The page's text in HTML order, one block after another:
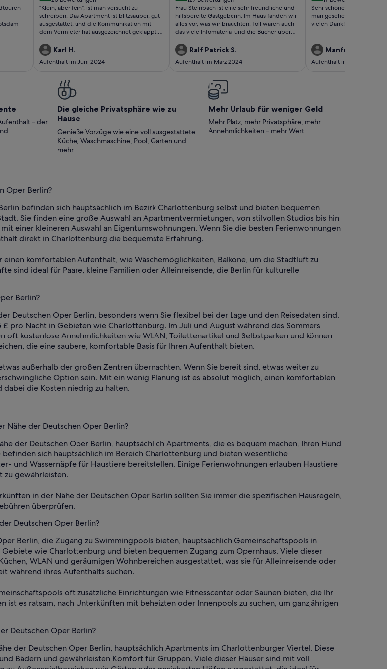
Berlin
(25
bewertungen)
"Klein, aber fein", ist man versucht zu
schreiben. Das Apartment ist blitzsauber, gut
ausgestattet, und die Kommunikation mit
dem Vermieter hat ausgezeichnet geklappt.
etwas sehr hoch (meine Frau misst nur gerae
150 cm), aber die hübsche Terrasse und der
schöne Garten haben dieses Manko wieder
dieser Wohnung sehr wohl gefühlt, auch
wenn uns der Weg zur Busstation und zum
Supermarkt jeweils zu einem kleinen
Karl H.
Aufenthalt im Juni 2024
(127
bewertungen)
Frau Steinbach ist eine sehr freundliche und
hilfsbereite Gastgeberin. Im Haus fanden wir
alles vor, was wir brauchten. Toll waren auch
das viele Infomaterial und die Bücher über
wunderschön, modern und geschmackvoll
eingerichtet. Man schläft herrlich ruhig. Mit
dem Hund konnte man in der Umgebung
Umland sind zauberhaft. Da wir die Schlösser
in Potsdam besucht haben, war die
Entfernung von 10 km einfach ideal. Wir
buchen. Vielen Dank und allen
Nachfolgenden einen schönen, erholsamen
Aufenthalt wünschen Patrick und Carmen mit
Mila
Ralf Patrick S.
Aufenthalt im März 2024
(17
bewertungen)
Sehr schöne Erinnerungen
man gesehen haben! Sehr
vielen Dank!
Manfred M.
Aufenthalt im Juni 2023
– der
Die gleiche Privatsphäre wie zu
Hause
Genieße Vorzüge wie eine voll ausgestattete
Küche, Waschmaschine, Pool, Garten und
mehr
Mehr Urlaub für weniger Geld
Mehr Platz, mehr Privatsphäre, mehr
Annehmlichkeiten – mehr Wert
Oper Berlin?
befinden sich hauptsächlich im Bezirk Charlottenburg selbst und bieten bequemen
Sie finden eine große Auswahl an Apartmentvermietungen, von stilvollen Studios bis hin
einer kleineren Auswahl an Eigentumswohnungen. Wenn Sie die besten Ferienwohnungen
direkt in Charlottenburg die bequemste Erfahrung.
komfortablen Aufenthalt, wie Wäschemöglichkeiten, Balkone, um die Stadtluft zu
sind ideal für Paare, kleine Familien oder Alleinreisende, die Berlin für kulturelle
Berlin?
Deutschen Oper Berlin, besonders wenn Sie flexibel bei der Lage und den Reisedaten sind.
pro Nacht in Gebieten wie Charlottenburg. Im Juli und August während des Sommers
kostenlose Annehmlichkeiten wie WLAN, Toilettenartikel und Selbstparken und können
die eine saubere, komfortable Basis für Ihren Aufenthalt bieten.
außerhalb der großen Zentren übernachten. Wenn Sie bereit sind, etwas weiter zu
Option sein. Mit ein wenig Planung ist es absolut möglich, einen komfortablen
die Kosten niedrig zu halten.
Nähe der Deutschen Oper Berlin?
der Deutschen Oper Berlin, hauptsächlich Apartments, die es bequem machen, Ihren Hund
sich hauptsächlich im Bereich Charlottenburg und bieten wesentliche
und Wassernäpfe für Haustiere bereitstellen. Einige Ferienwohnungen erlauben Haustiere
zu gewährleisten.
in der Nähe der Deutschen Oper Berlin sollten Sie immer die spezifischen Hausregeln,
überprüfen.
Deutschen Oper Berlin?
Berlin, die Zugang zu Swimmingpools bieten, hauptsächlich Gemeinschaftspools in
wie Charlottenburg und bieten bequemen Zugang zum Opernhaus. Viele dieser
WLAN und geräumigen Wohnbereichen ausgestattet, was sie für Alleinreisende oder
während ihres Aufenthalts suchen.
oft zusätzliche Einrichtungen wie Fitnesscenter oder Saunen bieten, die Ihr
ist es ratsam, nach Unterkünften mit beheizten oder Innenpools zu suchen, um ganzjährigen
Deutschen Oper Berlin?
der Deutschen Oper Berlin, hauptsächlich Apartments im Charlottenburger Viertel. Diese
Bädern und gewährleisten Komfort für Gruppen. Viele dieser Häuser sind mit voll